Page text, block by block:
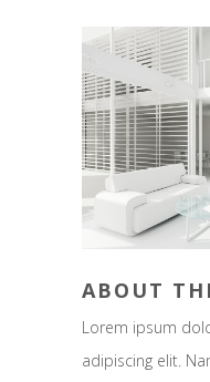
ABOUT
Lorem ipsum
adipiscing elit.